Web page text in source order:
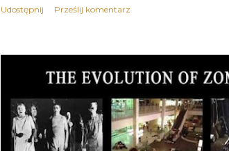
Udostępnij Prześlij komentarz